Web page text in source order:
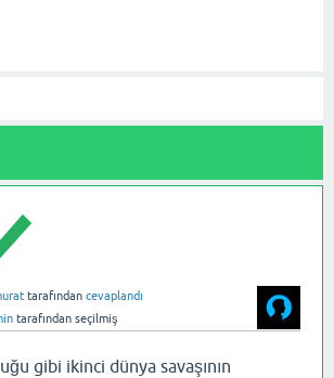
tarafından cevaplandı
tarafından seçilmiş
gibi ikinci dünya savaşının